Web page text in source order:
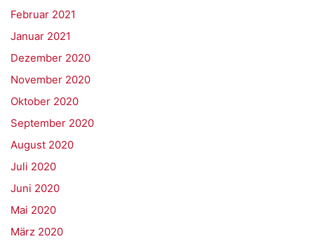
Februar 2021
Januar 2021
Dezember 2020
November 2020
Oktober 2020
September 2020
August 2020
Juli 2020
Juni 2020
Mai 2020
März 2020